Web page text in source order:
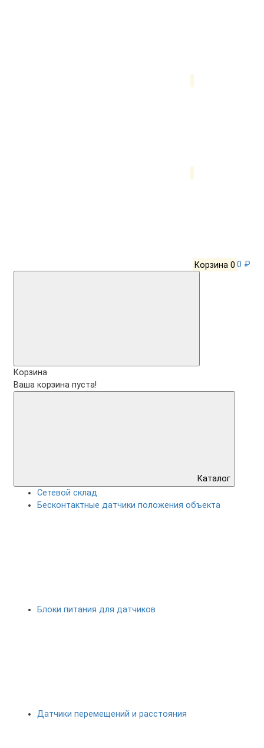
Корзина 0 0 ₽
Корзина
Ваша корзина пуста!
Каталог
Сетевой склад
Бесконтактные датчики положения объекта
Блоки питания для датчиков
Датчики перемещений и расстояния